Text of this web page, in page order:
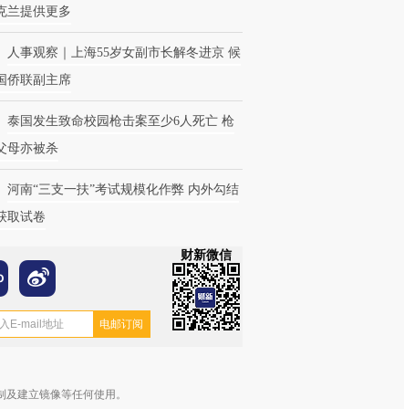
兰提供更多
人事观察｜上海55岁女副市长解冬进京 候
侨联副主席
泰国发生致命校园枪击案至少6人死亡 枪
母亦被杀
河南“三支一扶”考试规模化作弊 内外勾结
取试卷
财新微信
建立镜像等任何使用。